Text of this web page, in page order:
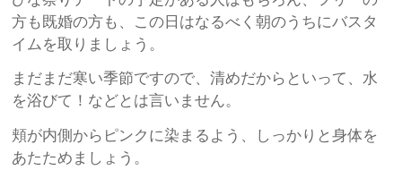
方も既婚の方も、この日はなるべく朝のうちにバスタ
イムを取りましょう。
まだまだ寒い季節ですので、清めだからといって、水
を浴びて！などとは言いません。
頬が内側からピンクに染まるよう、しっかりと身体を
あたためましょう。